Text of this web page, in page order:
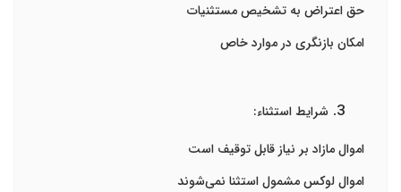
حق اعتراض به تشخیص مستثنیات
امکان بازنگری در موارد خاص
شرایط استثناء:
اموال مازاد بر نیاز قابل توقیف است
اموال لوکس مشمول استثنا نمی‌شوند